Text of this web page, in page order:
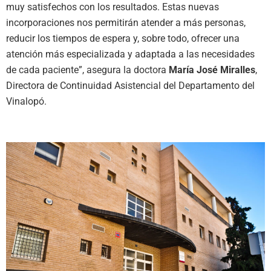
muy satisfechos con los resultados. Estas nuevas
incorporaciones nos permitirán atender a más personas,
reducir los tiempos de espera y, sobre todo, ofrecer una
atención más especializada y adaptada a las necesidades
de cada paciente”, asegura la doctora María José Miralles,
Directora de Continuidad Asistencial del Departamento del
Vinalopó.